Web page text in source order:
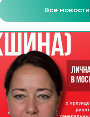
Все новости